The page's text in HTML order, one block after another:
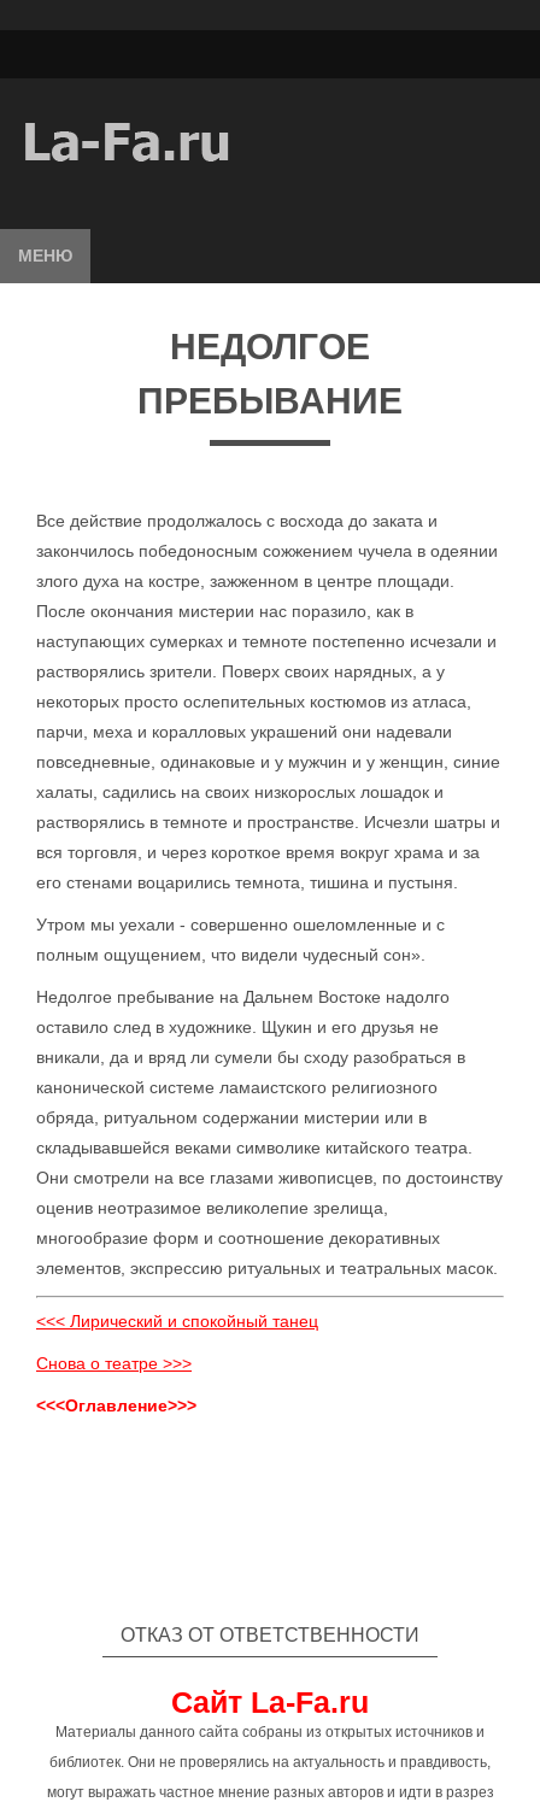
МЕНЮ
НЕДОЛГОЕ
ПРЕБЫВАНИЕ
Все действие продолжалось с восхода до заката и
закончилось победоносным сожжением чучела в одеянии
злого духа на костре, зажженном в центре площади.
После окончания мистерии нас поразило, как в
наступающих сумерках и темноте постепенно исчезали и
растворялись зрители. Поверх своих нарядных, а у
некоторых просто ослепительных костюмов из атласа,
парчи, меха и коралловых украшений они надевали
повседневные, одинаковые и у мужчин и у женщин, синие
халаты, садились на своих низкорослых лошадок и
растворялись в темноте и пространстве. Исчезли шатры и
вся торговля, и через короткое время вокруг храма и за
его стенами воцарились темнота, тишина и пустыня.
Утром мы уехали - совершенно ошеломленные и с
полным ощущением, что видели чудесный сон».
Недолгое пребывание на Дальнем Востоке надолго
оставило след в художнике. Щукин и его друзья не
вникали, да и вряд ли сумели бы сходу разобраться в
канонической системе ламаистского религиозного
обряда, ритуальном содержании мистерии или в
складывавшейся веками символике китайского театра.
Они смотрели на все глазами живописцев, по достоинству
оценив неотразимое великолепие зрелища,
многообразие форм и соотношение декоративных
элементов, экспрессию ритуальных и театральных масок.
<<< Лирический и спокойный танец
Снова о театре >>>
<<<Оглавление>>>
ОТКАЗ ОТ ОТВЕТСТВЕННОСТИ
Сайт La-Fa.ru
Материалы данного сайта собраны из открытых источников и
библиотек. Они не проверялись на актуальность и правдивость,
могут выражать частное мнение разных авторов и идти в разрез